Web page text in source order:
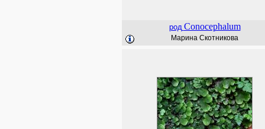
род Conocephalum
Марина Скотникова